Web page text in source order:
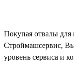
Покупая отвалы
Строймашсервис,
уровень сервиса и